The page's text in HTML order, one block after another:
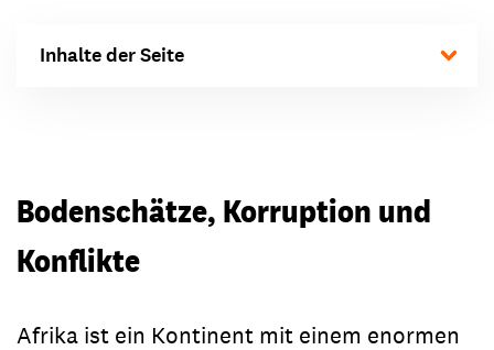
Inhalte der Seite
Bodenschätze, Korruption und
Konflikte
Afrika ist ein Kontinent mit einem enormen